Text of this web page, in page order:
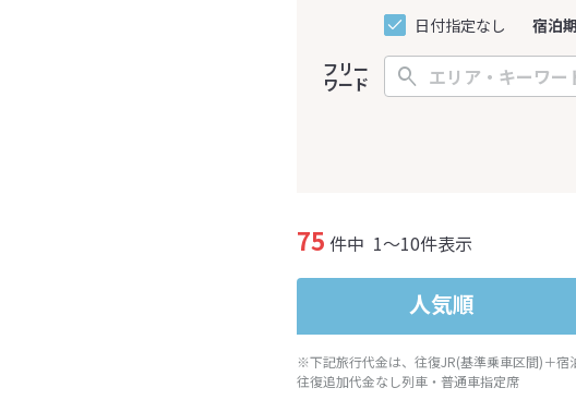
日付指定なし 宿泊
フリー
ワード
75 件中 1～10件表示
人気順
※下記旅行代金は、往復JR(基準乗車区間)＋宿
往復追加代金なし列車・普通車指定席